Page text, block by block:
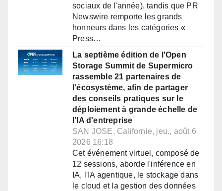
sociaux de l'année), tandis que PR
Newswire remporte les grands
honneurs dans les catégories «
Press…
La septième édition de l'Open
Storage Summit de Supermicro
rassemble 21 partenaires de
l'écosystème, afin de partager
des conseils pratiques sur le
déploiement à grande échelle de
l'IA d'entreprise
SAN JOSE, Californie, jeu., août 6
2026 16:18
Cet événement virtuel, composé de
12 sessions, aborde l'inférence en
IA, l'IA agentique, le stockage dans
le cloud et la gestion des données